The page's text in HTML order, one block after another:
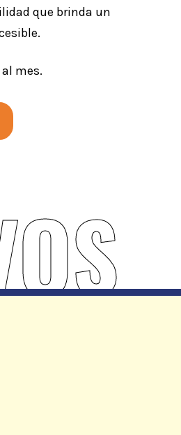
que brinda un
mes.